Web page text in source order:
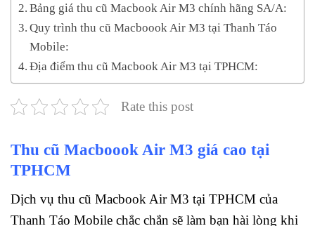
Bảng giá thu cũ Macbook Air M3 chính hãng SA/A:
Quy trình thu cũ Macboook Air M3 tại Thanh Táo
Mobile:
Địa điểm thu cũ Macbook Air M3 tại TPHCM:
Rate this post
Thu cũ Macboook Air M3 giá cao tại
TPHCM
Dịch vụ thu cũ Macbook Air M3 tại TPHCM của
Thanh Táo Mobile chắc chắn sẽ làm bạn hài lòng khi